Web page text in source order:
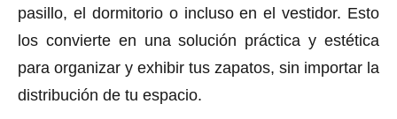
pasillo, el dormitorio o incluso en el vestidor. Esto
los convierte en una solución práctica y estética
para organizar y exhibir tus zapatos, sin importar la
distribución de tu espacio.